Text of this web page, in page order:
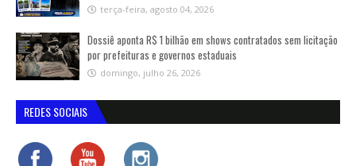
terça-feira, agosto 04, 2026
Dossiê aponta R$ 1 bilhão em shows contratados sem licitação
por prefeituras e governos estaduais
domingo, julho 26, 2026
REDES SOCIAIS